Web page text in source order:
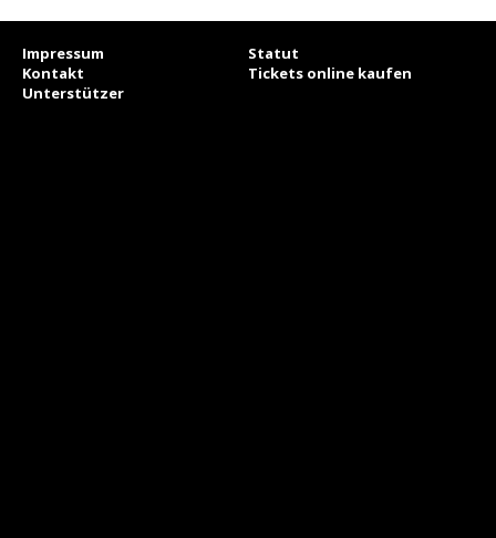
Impressum
Statut
Kontakt
Tickets online kaufen
Unterstützer